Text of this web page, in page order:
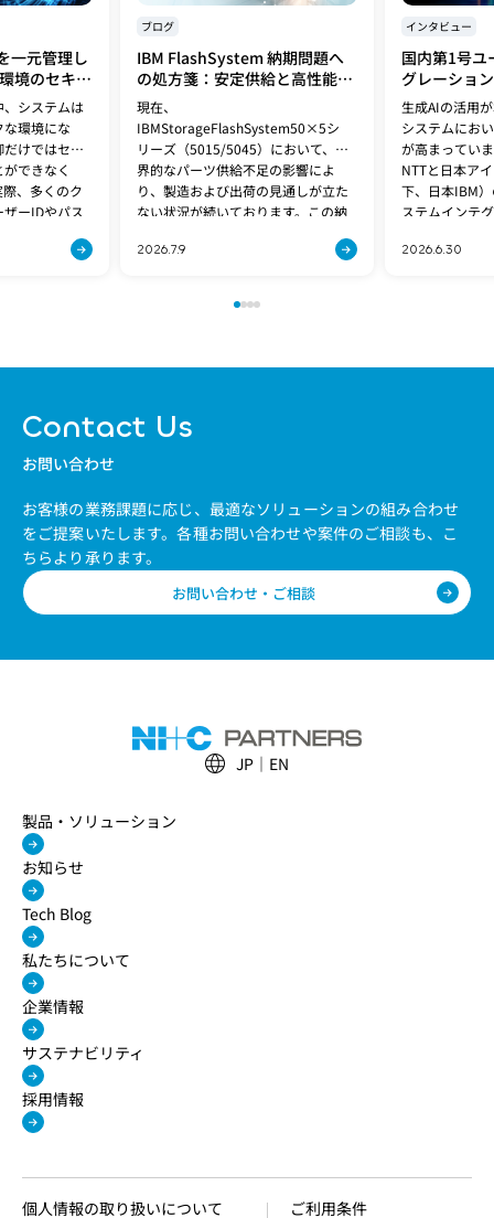
一元管理し
境のセキュ
IBM
システムは
環境にな
けではセ
できなく
、多くのク
ーIDやパス
ブログ
IBM FlashSystem 納期問題へ
の処方箋：安定供給と高性能を
両立する「FlashSystem
5600」への移行提案
現在、
IBMStorageFlashSystem50×5シ
リーズ（5015/5045）において、世
界的なパーツ供給不足の影響によ
り、製造および出荷の見通しが立た
ない状況が続いております。この納
2026.7.9
インタビュー
国内第1号ユ
グレーショ
Spyre検証
基盤の最適解
生成AIの活用
システムにお
が高まってい
NTTと日本ア
下、日本IBM
ステムインテ
2026.6.30
Contact Us
お問い合わせ
お客様の業務課題に応じ、最適なソリューションの組み合わせ
をご提案いたします。各種お問い合わせや案件のご相談も、こ
ちらより承ります。
お問い合わせ・ご相談
JP EN
製品・ソリューション
お知らせ
Tech Blog
私たちについて
企業情報
サステナビリティ
採用情報
個人情報の取り扱いについて ご利用条件